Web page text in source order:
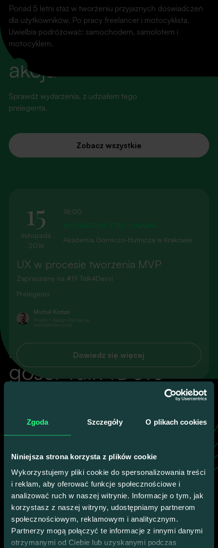
Zgoda Szczegóły O plikach cookies
Niniejsza strona korzysta z plików cookie
Wykorzystujemy pliki cookie do spersonalizowania treści
i reklam, aby oferować funkcje społecznościowe i
analizować ruch w naszej witrynie. Informacje o tym, jak
korzystasz z naszej witryny, udostępniamy partnerom
społecznościowym, reklamowym i analitycznym.
Partnerzy mogą połączyć te informacje z innymi danymi
otrzymanymi od Ciebie lub uzyskanymi podczas
Ponad 5 letni staż w tworzeniu przyjaznych doświadczeń
dla użytkowników. Po pracy freelancer i motocyklista.
Uwielbia podróżować: samochodem, samolotem i
motocyklem.
LinkedIn
WYDARZENIA
Światła, kamera,
akcja
Sprawdź wydarzenia, z udziałem tego
prelegenta.
Zobacz wszystkie
15
listopada
2016
18:00
Akademia Górniczo-Hutnicza w Krakowie
UX w procesie tworzenia MVP
Zapraszamy na #19 Talk4Devs!
Prelegenci
Michał Krztoń
Product Design Partner w
michalkrzton.com
Dowiedz się więcej
Zobacz pozostałych
gości Talk4Devs
To oni stoją za merytoryką naszych wydarzeń.